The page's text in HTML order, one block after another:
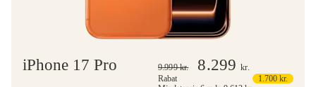
iPhone 17 Pro 9.999kr. 8.299kr.
Rabat
1.700 kr.